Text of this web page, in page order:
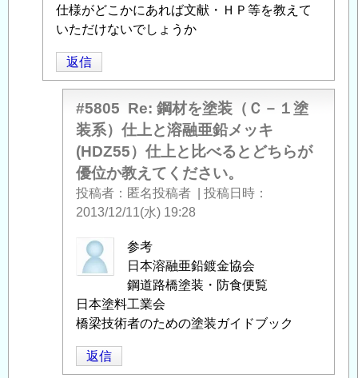
装
（Ｃ
１
塗
系）
上
仕様がどこかにあれば文献・ＨＰ等を教えて
いただけないでしょうか
返信
#5805 Re: 鋼材を塗装（Ｃ－１塗
装系）仕上と溶融亜鉛メッキ
(HDZ55）仕上と比べるとどちらが
優位か教えてください。
投稿者 匿名投稿者
投稿日時
2013/12/11(水) 19:28
匿
名
稿
者
よ
参考
日本溶融亜鉛鍍金協会
鋼道路橋塗装・防食便覧
日本塗料工業会
橋梁技術者のための塗装ガイドブック
返信